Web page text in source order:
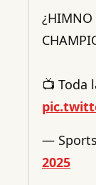
¿HIMNO
📺 Toda
—
2025